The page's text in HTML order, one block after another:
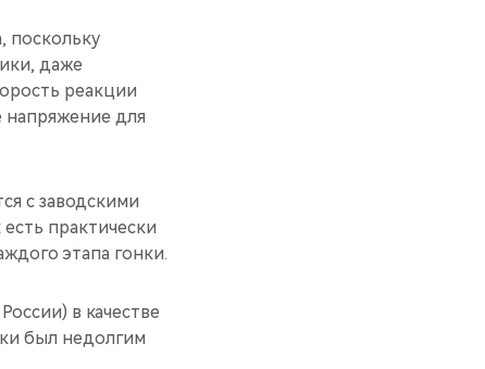
поскольку
даже
реакции
для
с заводскими
практически
этапа гонки.
в качестве
был недолгим